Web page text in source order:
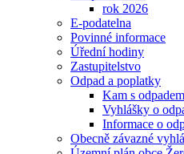
rok 2026
E-podatelna
Povinné informace
Úřední hodiny
Zastupitelstvo
Odpad a poplatky
Kam s
Vyhlášky o
Informace o
Obecně závazné